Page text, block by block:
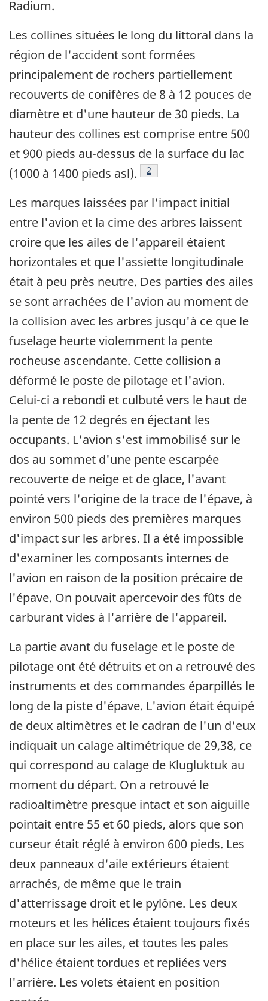
Radium.
Les collines situées le long du littoral dans la
région de l'accident sont formées
principalement de rochers partiellement
recouverts de conifères de 8 à 12 pouces de
diamètre et d'une hauteur de 30 pieds. La
hauteur des collines est comprise entre 500
et 900 pieds au-dessus de la surface du lac
(1000 à 1400 pieds asl).
Note de bas de page
2
Les marques laissées par l'impact initial
entre l'avion et la cime des arbres laissent
croire que les ailes de l'appareil étaient
horizontales et que l'assiette longitudinale
était à peu près neutre. Des parties des ailes
se sont arrachées de l'avion au moment de
la collision avec les arbres jusqu'à ce que le
fuselage heurte violemment la pente
rocheuse ascendante. Cette collision a
déformé le poste de pilotage et l'avion.
Celui-ci a rebondi et culbuté vers le haut de
la pente de 12 degrés en éjectant les
occupants. L'avion s'est immobilisé sur le
dos au sommet d'une pente escarpée
recouverte de neige et de glace, l'avant
pointé vers l'origine de la trace de l'épave, à
environ 500 pieds des premières marques
d'impact sur les arbres. Il a été impossible
d'examiner les composants internes de
l'avion en raison de la position précaire de
l'épave. On pouvait apercevoir des fûts de
carburant vides à l'arrière de l'appareil.
La partie avant du fuselage et le poste de
pilotage ont été détruits et on a retrouvé des
instruments et des commandes éparpillés le
long de la piste d'épave. L'avion était équipé
de deux altimètres et le cadran de l'un d'eux
indiquait un calage altimétrique de 29,38, ce
qui correspond au calage de Klugluktuk au
moment du départ. On a retrouvé le
radioaltimètre presque intact et son aiguille
pointait entre 55 et 60 pieds, alors que son
curseur était réglé à environ 600 pieds. Les
deux panneaux d'aile extérieurs étaient
arrachés, de même que le train
d'atterrissage droit et le pylône. Les deux
moteurs et les hélices étaient toujours fixés
en place sur les ailes, et toutes les pales
d'hélice étaient tordues et repliées vers
l'arrière. Les volets étaient en position